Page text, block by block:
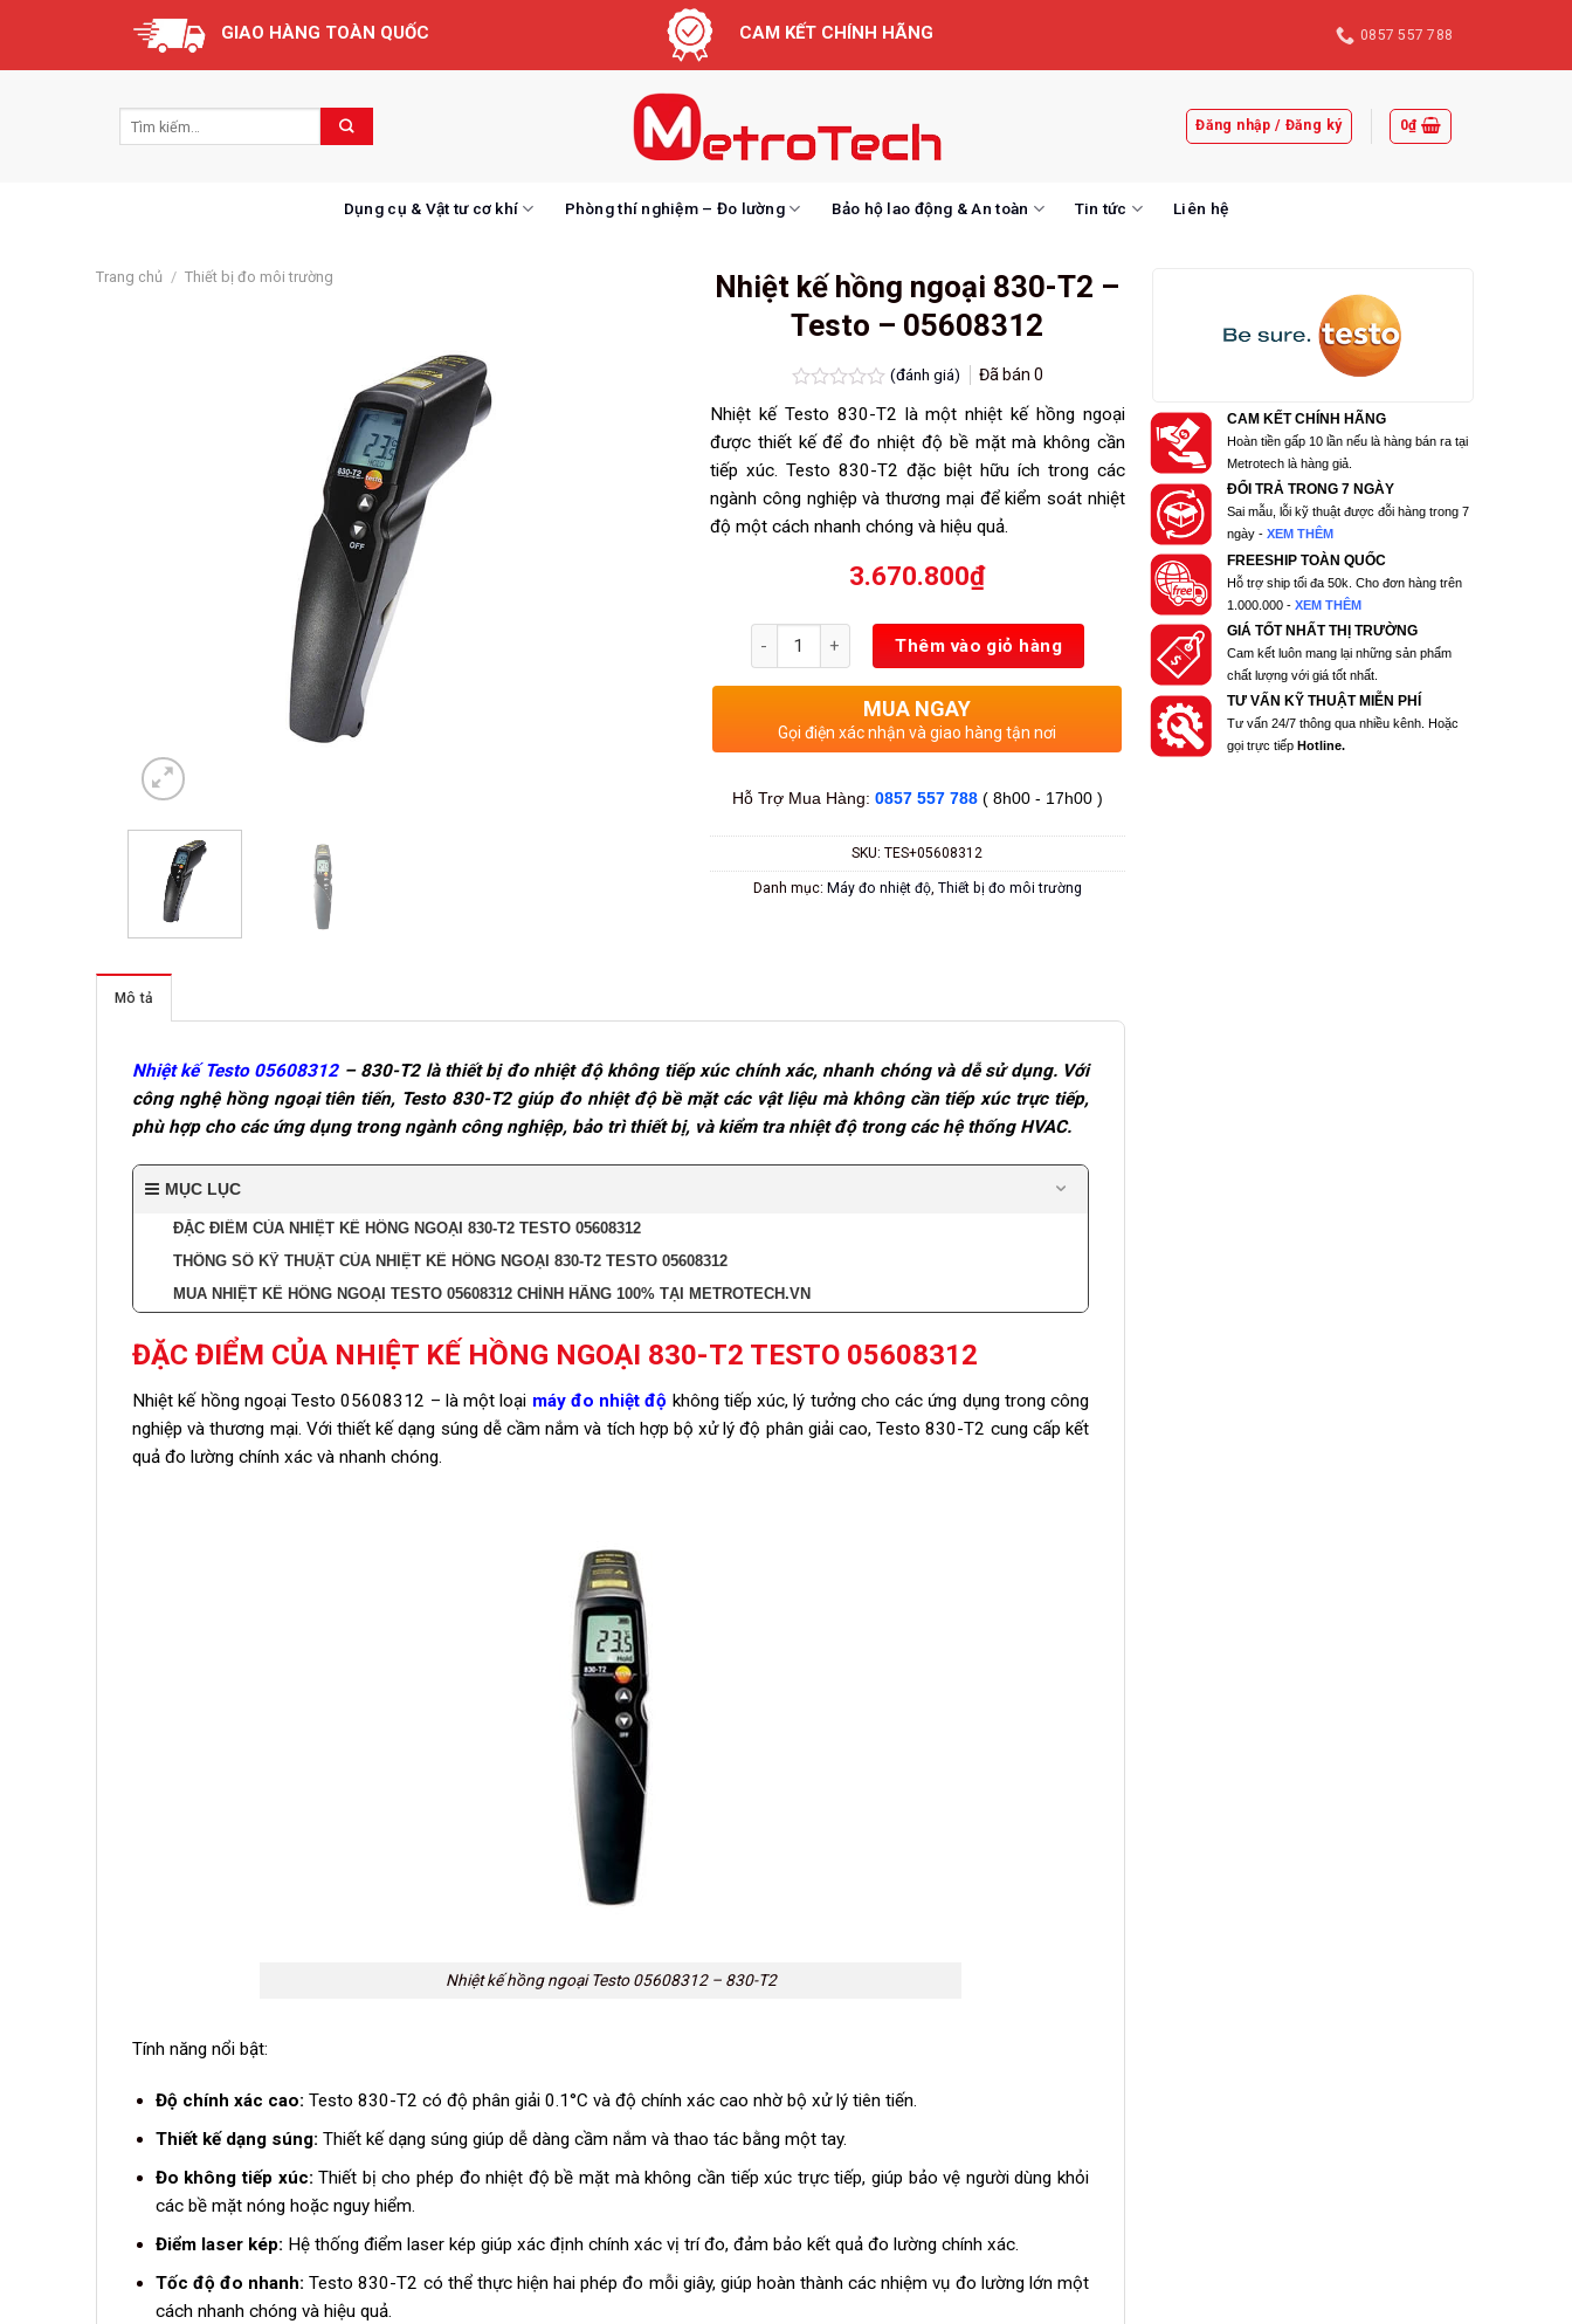
content
GIAO HÀNG TOÀN QUỐC CAM KẾT CHÍNH HÃNG 0857 557 788
Đăng nhập / Đăng ký 0₫
Dụng cụ & Vật tư cơ khí Phòng thí nghiệm – Đo lường Bảo hộ lao động & An toàn Tin tức Liên hệ
Trang chủ / Thiết bị đo môi trường
Nhiệt kế hồng ngoại 830-T2 –
Testo – 05608312
Được
xếp
hạng
0.0
5
sao
(đánh giá) Đã bán0
Nhiệt kế Testo 830-T2 là một nhiệt kế hồng ngoại
được thiết kế để đo nhiệt độ bề mặt mà không cần
tiếp xúc. Testo 830-T2 đặc biệt hữu ích trong các
ngành công nghiệp và thương mại để kiểm soát nhiệt
độ một cách nhanh chóng và hiệu quả.
3.670.800₫
Số lượng
Thêm vào giỏ hàng
MUA NGAY
Gọi điện xác nhận và giao hàng tận nơi
Hỗ Trợ Mua Hàng: 0857 557 788 ( 8h00 - 17h00 )
SKU:TES+05608312
Danh mục: Máy đo nhiệt độ, Thiết bị đo môi trường
CAM KẾT CHÍNH HÃNG
Hoàn tiền gấp 10 lần nếu là hàng bán ra tại
Metrotech là hàng giả.
ĐỔI TRẢ TRONG 7 NGÀY
Sai mẫu, lỗi kỹ thuật được đỗi hàng trong 7
ngày -XEM THÊM
FREESHIP TOÀN QUỐC
Hỗ trợ ship tối đa 50k. Cho đơn hàng trên
1.000.000 -XEM THÊM
GIÁ TỐT NHẤT THỊ TRƯỜNG
Cam kết luôn mang lại những sản phẩm
chất lượng với giá tốt nhất.
TƯ VẤN KỸ THUẬT MIỄN PHÍ
Tư vấn 24/7 thông qua nhiều kênh. Hoặc
gọi trực tiếp Hotline.
Mô tả
Nhiệt kế Testo 05608312– 830-T2 là thiết bị đo nhiệt độ không tiếp xúc chính xác, nhanh chóng và dễ sử dụng. Với
công nghệ hồng ngoại tiên tiến, Testo 830-T2 giúp đo nhiệt độ bề mặt các vật liệu mà không cần tiếp xúc trực tiếp,
phù hợp cho các ứng dụng trong ngành công nghiệp, bảo trì thiết bị, và kiểm tra nhiệt độ trong các hệ thống HVAC.
MỤC LỤC
ĐẶC ĐIỂM CỦA NHIỆT KẾ HỒNG NGOẠI 830-T2 TESTO 05608312
THÔNG SỐ KỸ THUẬT CỦA NHIỆT KẾ HỒNG NGOẠI 830-T2 TESTO 05608312
MUA NHIỆT KẾ HỒNG NGOẠI TESTO 05608312 CHÍNH HÃNG 100% TẠI METROTECH.VN
ĐẶC ĐIỂM CỦA NHIỆT KẾ HỒNG NGOẠI 830-T2 TESTO 05608312
Nhiệt kế hồng ngoại Testo 05608312 – là một loại máy đo nhiệt độ không tiếp xúc, lý tưởng cho các ứng dụng trong công
nghiệp và thương mại. Với thiết kế dạng súng dễ cầm nắm và tích hợp bộ xử lý độ phân giải cao, Testo 830-T2 cung cấp kết
quả đo lường chính xác và nhanh chóng.
Nhiệt kế hồng ngoại Testo 05608312 – 830-T2
Tính năng nổi bật:
Độ chính xác cao: Testo 830-T2 có độ phân giải 0.1°C và độ chính xác cao nhờ bộ xử lý tiên tiến.
Thiết kế dạng súng: Thiết kế dạng súng giúp dễ dàng cầm nắm và thao tác bằng một tay.
Đo không tiếp xúc: Thiết bị cho phép đo nhiệt độ bề mặt mà không cần tiếp xúc trực tiếp, giúp bảo vệ người dùng khỏi
các bề mặt nóng hoặc nguy hiểm.
Điểm laser kép: Hệ thống điểm laser kép giúp xác định chính xác vị trí đo, đảm bảo kết quả đo lường chính xác.
Tốc độ đo nhanh: Testo 830-T2 có thể thực hiện hai phép đo mỗi giây, giúp hoàn thành các nhiệm vụ đo lường lớn một
cách nhanh chóng và hiệu quả.